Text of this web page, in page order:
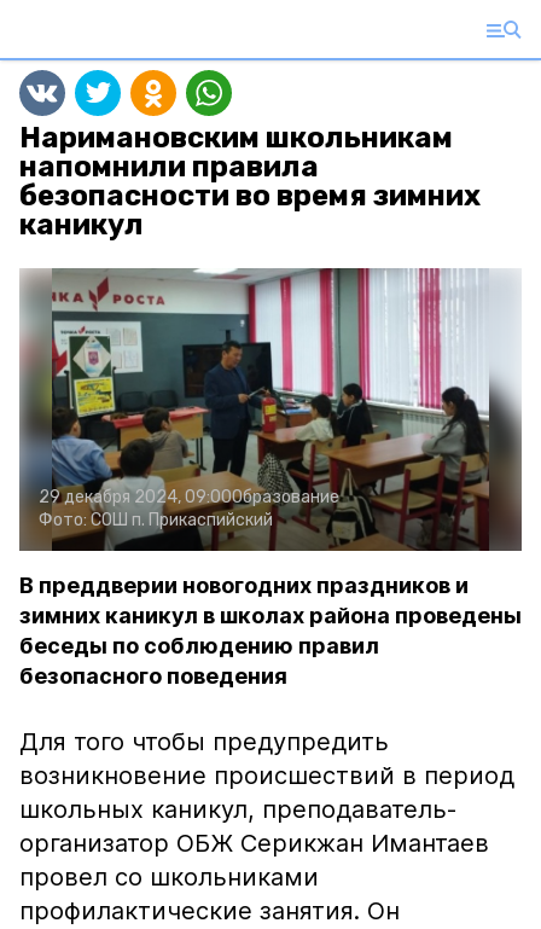
Наримановским школьникам
напомнили правила
безопасности во время зимних
каникул
29 декабря 2024, 09:00Образование
Фото: СОШ п. Прикаспийский
В преддверии новогодних праздников и
зимних каникул в школах района проведены
беседы по соблюдению правил
безопасного поведения
Для того чтобы предупредить
возникновение происшествий в период
школьных каникул, преподаватель-
организатор ОБЖ Серикжан Имантаев
провел со школьниками
профилактические занятия. Он